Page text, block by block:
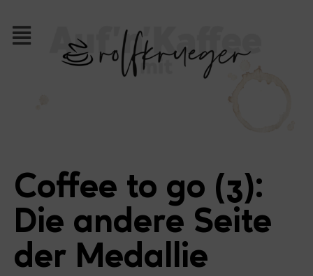
Coffee to go (3):
Die andere Seite
der Medallie